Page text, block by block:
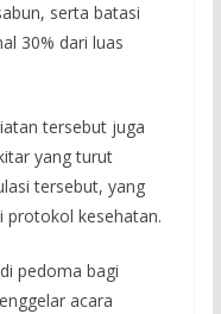
serta batasi
30% dari luas
tersebut juga
yang turut
tersebut, yang
protokol kesehatan.
pedoma bagi
acara